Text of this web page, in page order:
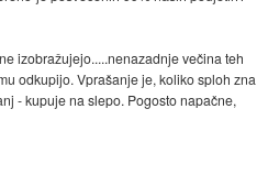
izobražujejo.....nenazadnje večina teh
odkupijo. Vprašanje je, koliko sploh zna
- kupuje na slepo. Pogosto napačne,